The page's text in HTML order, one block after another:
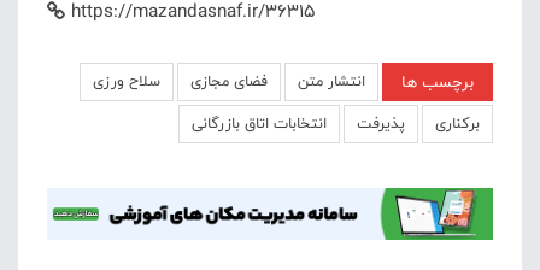
https://mazandasnaf.ir/36315
برچسب ها انتشار متن فضای مجازی
سلاح‌ ورزی
برکناری
پذیرفت انتخابات اتاق بازرگانی